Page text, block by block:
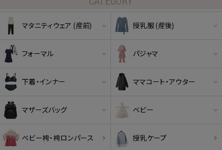
マタニティウェア (産前) 授乳服 (産後)
フォーマル パジャマ
下着・インナー ママコート・アウター
マザーズバッグ ベビー
ベビー袴・袴ロンパース 授乳ケープ